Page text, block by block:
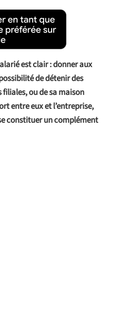
est clair : donner aux
de détenir des
ou de sa maison
entre eux et l’entreprise,
constituer un complément